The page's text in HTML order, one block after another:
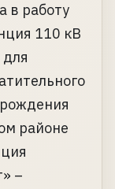
в работу
110 кВ
районе
–